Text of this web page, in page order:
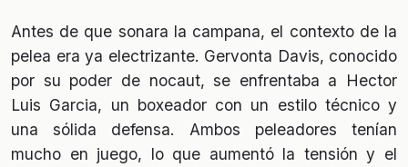
Antes de que sonara la campana, el contexto de la
pelea era ya electrizante. Gervonta Davis, conocido
por su poder de nocaut, se enfrentaba a Hector
Luis Garcia, un boxeador con un estilo técnico y
una sólida defensa. Ambos peleadores tenían
mucho en juego, lo que aumentó la tensión y el